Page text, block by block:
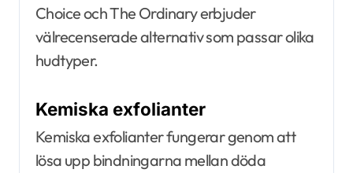
Choice och The Ordinary erbjuder
välrecenserade alternativ som passar olika
hudtyper.
Kemiska exfolianter
Kemiska exfolianter fungerar genom att
lösa upp bindningarna mellan döda